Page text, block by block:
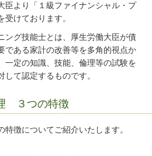
臣より「１級ファイナンシャル・プ
けております。
ング技能士とは、厚生労働大臣が債
である家計の改善等を多角的視点か
一定の知識、技能、倫理等の試験を
て認定するものです。
３つの特徴
徴についてご紹介いたします。